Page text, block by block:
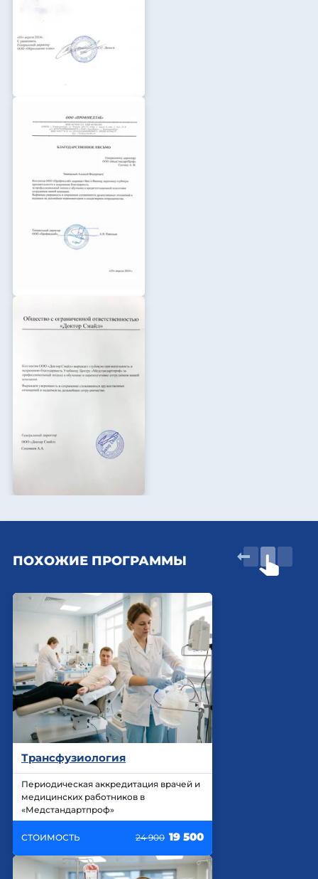
ПОХОЖИЕ ПРОГРАММЫ
Трансфузиология
Периодическая аккредитация врачей и
медицинских работников в
«Медстандартпроф»
СТОИМОСТЬ 24 900 19 500